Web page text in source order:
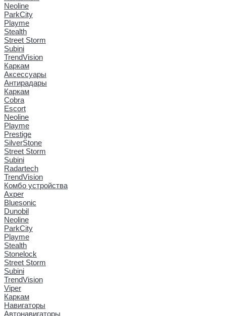
Neoline
ParkCity
Playme
Stealth
Street Storm
Subini
TrendVision
Каркам
Аксессуары
Антирадары
Каркам
Cobra
Escort
Neoline
Playme
Prestige
SilverStone
Street Storm
Subini
Radartech
TrendVision
Комбо устройства
Axper
Bluesonic
Dunobil
Neoline
ParkCity
Playme
Stealth
Stonelock
Street Storm
Subini
TrendVision
Viper
Каркам
Навигаторы
Автонавигаторы